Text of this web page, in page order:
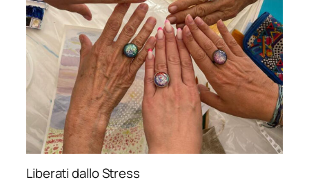
Liberati dallo Stress